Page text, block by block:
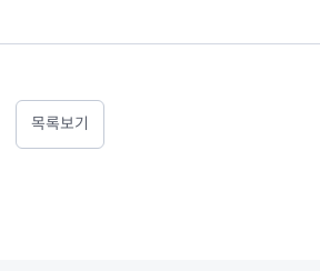
목록보기